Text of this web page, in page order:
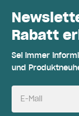
Rabatt
Sei immer
und
E-Mail